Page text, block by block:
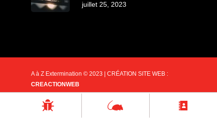
juillet 25, 2023
A à Z Extermination © 2023 | CRÉATION SITE WEB :
CREACTIONWEB